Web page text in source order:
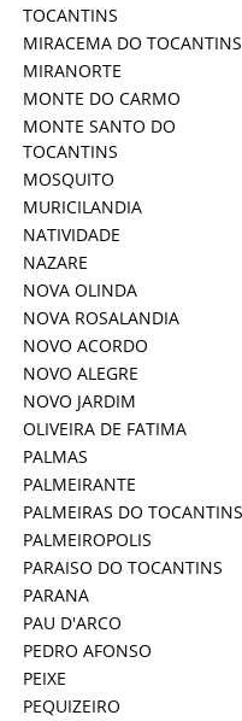
TOCANTINS
MIRACEMA DO TOCANTINS
MIRANORTE
MONTE DO CARMO
MONTE SANTO DO
TOCANTINS
MOSQUITO
MURICILANDIA
NATIVIDADE
NAZARE
NOVA OLINDA
NOVA ROSALANDIA
NOVO ACORDO
NOVO ALEGRE
NOVO JARDIM
OLIVEIRA DE FATIMA
PALMAS
PALMEIRANTE
PALMEIRAS DO TOCANTINS
PALMEIROPOLIS
PARAISO DO TOCANTINS
PARANA
PAU D'ARCO
PEDRO AFONSO
PEIXE
PEQUIZEIRO